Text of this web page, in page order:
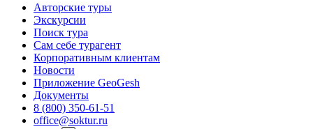
Авторские туры
Экскурсии
Поиск тура
Cам себе турагент
Корпоративным клиентам
Новости
Приложение GeoGesh
Документы
8 (800) 350-61-51
office@soktur.ru